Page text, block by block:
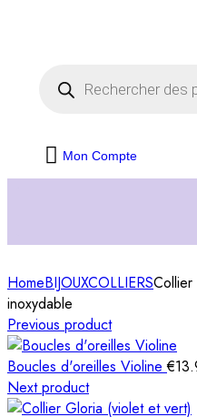
Mon Compte
HomeBIJOUXCOLLIERS
inoxydable
Previous product
Boucles d'oreilles Violine€
Next product